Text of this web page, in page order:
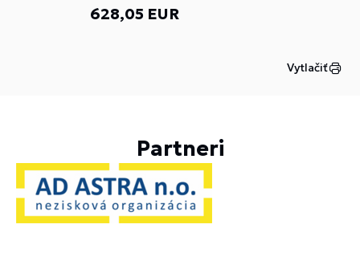
628,05 EUR
Vytlačiť
Partneri